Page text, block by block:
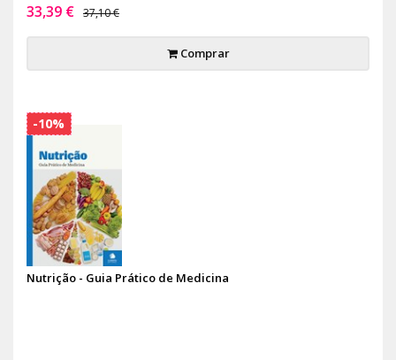
33,39 € 37,10 €
Comprar
Nutrição - Guia Prático de Medicina
-10%